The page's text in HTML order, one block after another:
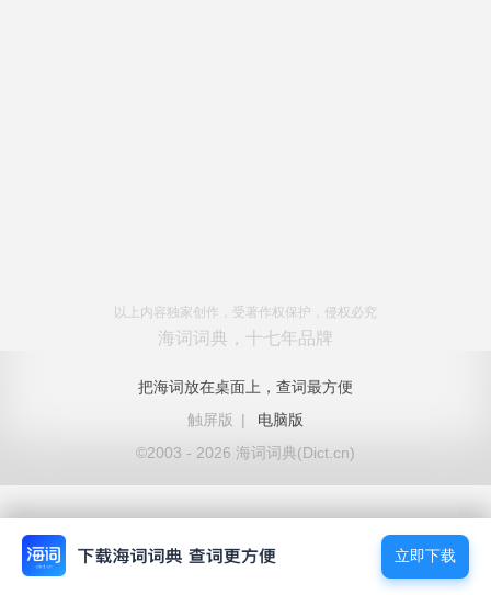
以上内容独家创作，受著作权保护，侵权必究
海词词典，十七年品牌
把海词放在桌面上，查词最方便
触屏版
|
电脑版
©2003 - 2026 海词词典(Dict.cn)
立即下载
立即下载